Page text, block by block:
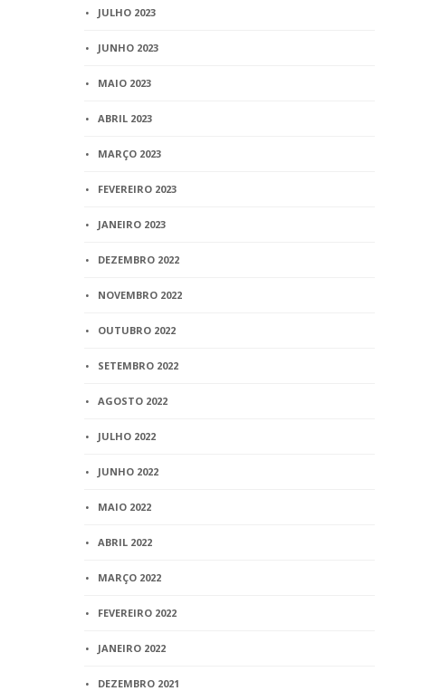
JULHO 2023
JUNHO 2023
MAIO 2023
ABRIL 2023
MARÇO 2023
FEVEREIRO 2023
JANEIRO 2023
DEZEMBRO 2022
NOVEMBRO 2022
OUTUBRO 2022
SETEMBRO 2022
AGOSTO 2022
JULHO 2022
JUNHO 2022
MAIO 2022
ABRIL 2022
MARÇO 2022
FEVEREIRO 2022
JANEIRO 2022
DEZEMBRO 2021